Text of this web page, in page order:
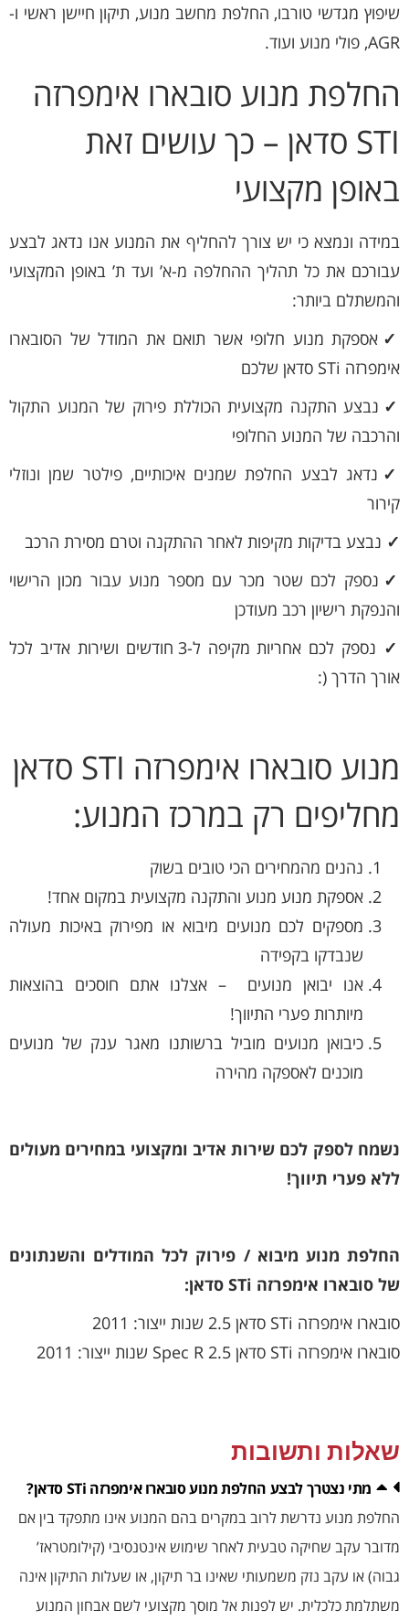
שיפוץ מגדשי טורבו, החלפת מחשב מנוע, תיקון חיישן ראשי ו-
AGR, פולי מנוע ועוד.
החלפת מנוע סובארו אימפרזה
STI סדאן – כך עושים זאת
באופן מקצועי
במידה ונמצא כי יש צורך להחליף את המנוע אנו נדאג לבצע
עבורכם את כל תהליך ההחלפה מ-א’ ועד ת’ באופן המקצועי
והמשתלם ביותר:
✓ אספקת מנוע חלופי אשר תואם את המודל של הסובארו
אימפרזה STi סדאן שלכם
✓ נבצע התקנה מקצועית הכוללת פירוק של המנוע התקול
והרכבה של המנוע החלופי
✓ נדאג לבצע החלפת שמנים איכותיים, פילטר שמן ונוזלי
קירור
✓ נבצע בדיקות מקיפות לאחר ההתקנה וטרם מסירת הרכב
✓ נספק לכם שטר מכר עם מספר מנוע עבור מכון הרישוי
והנפקת רישיון רכב מעודכן
✓
נספק לכם אחריות מקיפה ל-3 חודשים ושירות אדיב לכל
אורך הדרך (:
מנוע סובארו אימפרזה STI סדאן
מחליפים רק במרכז המנוע:
נהנים מהמחירים הכי טובים בשוק
אספקת מנוע מנוע והתקנה מקצועית במקום אחד!
מספקים לכם מנועים מיבוא או מפירוק באיכות מעולה
שנבדקו בקפידה
אנו יבואן מנועים – אצלנו אתם חוסכים בהוצאות
מיותרות פערי התיווך!
כיבואן מנועים מוביל ברשותנו מאגר ענק של מנועים
מוכנים לאספקה מהירה
נשמח לספק לכם שירות אדיב ומקצועי במחירים מעולים
ללא פערי תיווך!
החלפת מנוע מיבוא / פירוק לכל המודלים והשנתונים
של סובארו אימפרזה STi סדאן:
סובארו אימפרזה STi סדאן 2.5 שנות ייצור: 2011
סובארו אימפרזה STi סדאן 2.5 Spec R שנות ייצור: 2011
שאלות ותשובות
מתי נצטרך לבצע החלפת מנוע סובארו אימפרזה STi סדאן?
החלפת מנוע נדרשת לרוב במקרים בהם המנוע אינו מתפקד בין אם
מדובר עקב שחיקה טבעית לאחר שימוש אינטנסיבי (קילומטראז’
גבוה) או עקב נזק משמעותי שאינו בר תיקון, או שעלות התיקון אינה
משתלמת כלכלית. יש לפנות אל מוסך מקצועי לשם אבחון המנוע